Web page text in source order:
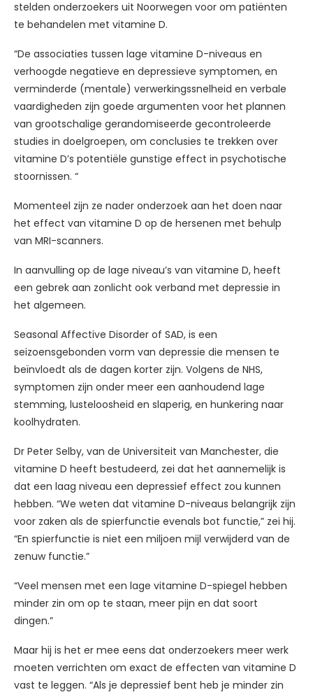
stelden onderzoekers uit Noorwegen voor om patiënten
te behandelen met vitamine D.
“De associaties tussen lage vitamine D-niveaus en
verhoogde negatieve en depressieve symptomen, en
verminderde (mentale) verwerkingssnelheid en verbale
vaardigheden zijn goede argumenten voor het plannen
van grootschalige gerandomiseerde gecontroleerde
studies in doelgroepen, om conclusies te trekken over
vitamine D’s potentiële gunstige effect in psychotische
stoornissen. “
Momenteel zijn ze nader onderzoek aan het doen naar
het effect van vitamine D op de hersenen met behulp
van MRI-scanners.
In aanvulling op de lage niveau’s van vitamine D, heeft
een gebrek aan zonlicht ook verband met depressie in
het algemeen.
Seasonal Affective Disorder of SAD, is een
seizoensgebonden vorm van depressie die mensen te
beïnvloedt als de dagen korter zijn. Volgens de NHS,
symptomen zijn onder meer een aanhoudend lage
stemming, lusteloosheid en slaperig, en hunkering naar
koolhydraten.
Dr Peter Selby, van de Universiteit van Manchester, die
vitamine D heeft bestudeerd, zei dat het aannemelijk is
dat een laag niveau een depressief effect zou kunnen
hebben. “We weten dat vitamine D-niveaus belangrijk zijn
voor zaken als de spierfunctie evenals bot functie,” zei hij.
“En spierfunctie is niet een miljoen mijl verwijderd van de
zenuw functie.”
“Veel mensen met een lage vitamine D-spiegel hebben
minder zin om op te staan, meer pijn en dat soort
dingen.”
Maar hij is het er mee eens dat onderzoekers meer werk
moeten verrichten om exact de effecten van vitamine D
vast te leggen. “Als je depressief bent heb je minder zin